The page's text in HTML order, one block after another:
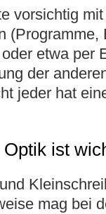
vorsichtig
etwa per
der
jeder hat
Optik ist
mag bei